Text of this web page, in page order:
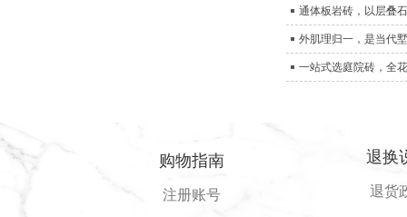
通体板岩砖，以层叠
外肌理归一，是当代
一站式选庭院砖，全
购物指南
注册账号
退换
退货